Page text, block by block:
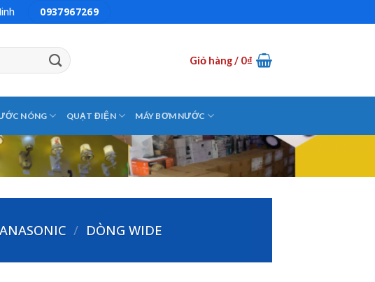
0937967269
Giỏ hàng / 0₫
NÓNG QUẠT ĐIỆN MÁY BƠM NƯỚC
/ DÒNG WIDE